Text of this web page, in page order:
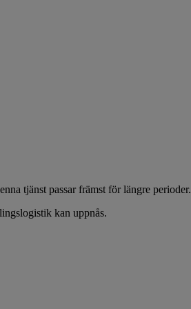
tjänst passar främst för längre perioder.
kan uppnås.